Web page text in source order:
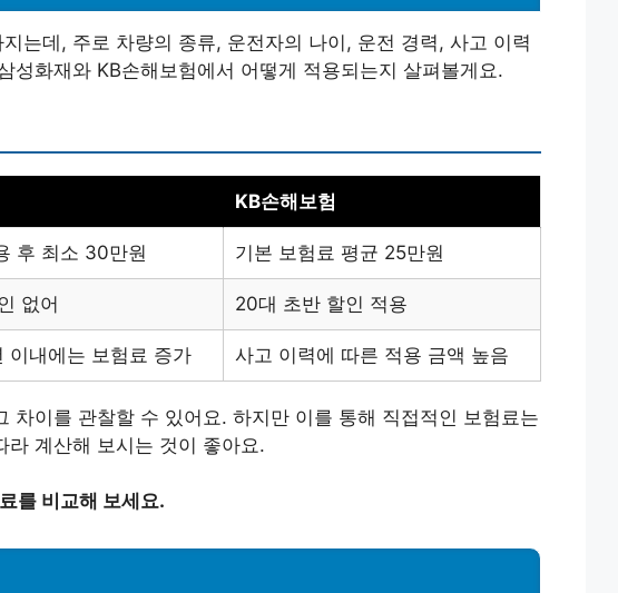
는데, 주로 차량의 종류, 운전자의 나이, 운전 경력, 사고 이력
성화재와 KB손해보험에서 어떻게 적용되는지 살펴볼게요.
KB손해보험
후 최소 30만원 기본 보험료 평균 25만원
없어 20대 초반 할인 적용
이내에는 보험료 증가 사고 이력에 따른 적용 금액 높음
차이를 관찰할 수 있어요. 하지만 이를 통해 직접적인 보험료는
라 계산해 보시는 것이 좋아요.
를 비교해 보세요.